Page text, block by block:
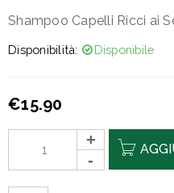
Shampoo Capelli Ricci ai
Disponibilità: Disponibile
€15.90